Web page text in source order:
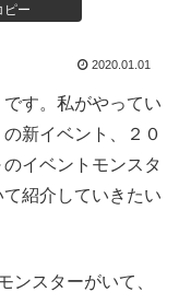
ピー
2020.01.01
す。私がやってい
新イベント、２０
イベントモンスタ
紹介していきたい
ンスターがいて、